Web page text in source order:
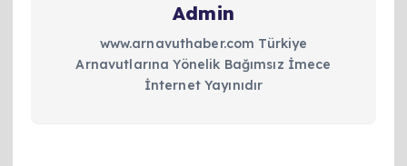
Admin
www.arnavuthaber.com Türkiye
Arnavutlarına Yönelik Bağımsız İmece
İnternet Yayınıdır